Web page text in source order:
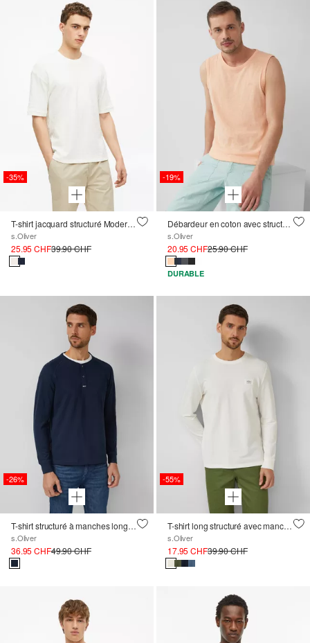
-35%
T-shirt jacquard structuré Modern Fit
s.Oliver
25.95 CHF39.90 CHF
-19%
Débardeur en coton avec structure en fil de flamme
s.Oliver
20.95 CHF25.90 CHF
DURABLE
-26%
T-shirt structuré à manches longues avec encolure Henley
s.Oliver
36.95 CHF49.90 CHF
-55%
T-shirt long structuré avec manchettes
s.Oliver
17.95 CHF39.90 CHF